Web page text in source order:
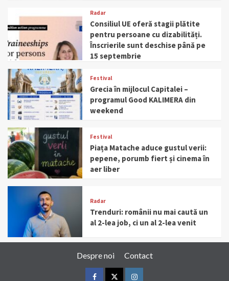
Radar
Consiliul UE oferă stagii plătite
pentru persoane cu dizabilități.
Înscrierile sunt deschise până pe
15 septembrie
Festival
Grecia în mijlocul Capitalei –
programul Good KALIMERA din
weekend
Festival
Piața Matache aduce gustul verii:
pepene, porumb fiert și cinema în
aer liber
Radar
Trenduri: românii nu mai caută un
al 2-lea job, ci un al 2-lea venit
Despre noi Contact